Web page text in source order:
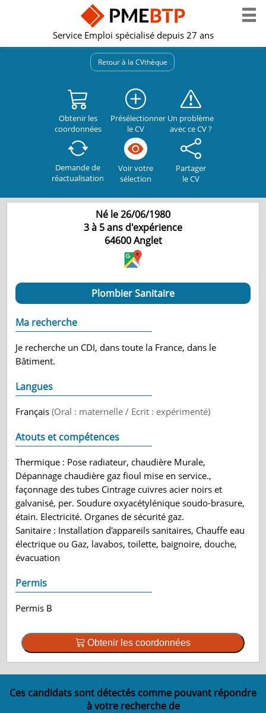
Service Emploi spécialisé depuis 27 ans
Retour à la CVthèque
Obtenir les
coordonnées
Présélectionner
le CV
Un problème
avec ce CV ?
Demande de
réactualisation
Voir votre
sélection
Partager
le CV
Né le 26/06/1980
3 à 5 ans d'expérience
64600 Anglet
Plombier Sanitaire
Ma recherche
Je recherche un CDI, dans toute la France, dans le
Bâtiment.
Langues
Français(Oral : maternelle / Ecrit : expérimenté)
Atouts et compétences
Thermique : Pose radiateur, chaudière Murale,
Dépannage chaudière gaz fioul mise en service.,
façonnage des tubes Cintrage cuivres acier noirs et
galvanisé, per. Soudure oxyacétylénique soudo-brasure,
étain. Electricité. Organes de sécurité gaz.
Sanitaire : Installation d'appareils sanitaires, Chauffe eau
électrique ou Gaz, lavabos, toilette, baignoire, douche,
évacuation
Permis
Permis B
Obtenir les coordonnées
Ces candidats sont détectés comme pouvant répondre
à votre recherche de